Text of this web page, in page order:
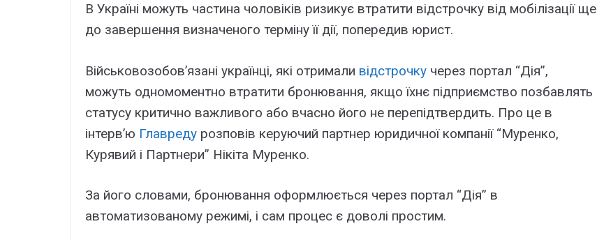
В Україні можуть частина чоловіків ризикує втратити відстрочку від мобілізації ще
до завершення визначеного терміну її дії, попередив юрист.
Військовозобов’язані українці, які отримали відстрочку через портал “Дія”,
можуть одномоментно втратити бронювання, якщо їхнє підприємство позбавлять
статусу критично важливого або вчасно його не перепідтвердить. Про це в
інтервʼю Главреду розповів керуючий партнер юридичної компанії “Муренко,
Курявий і Партнери” Нікіта Муренко.
За його словами, бронювання оформлюється через портал “Дія” в
автоматизованому режимі, і сам процес є доволі простим.